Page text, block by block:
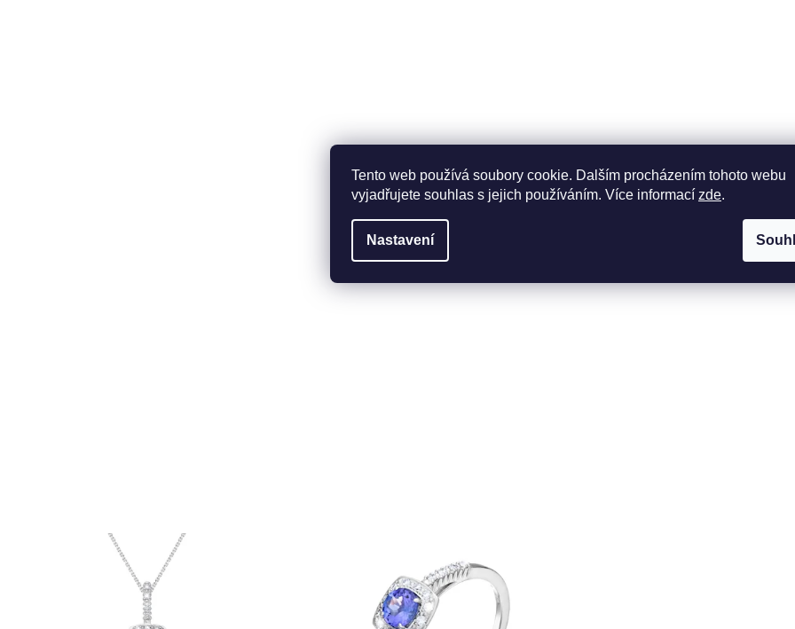
Tento web používá soubory cookie. Dalším procházením tohoto webu
vyjadřujete souhlas s jejich používáním. Více informací zde.
Nastavení